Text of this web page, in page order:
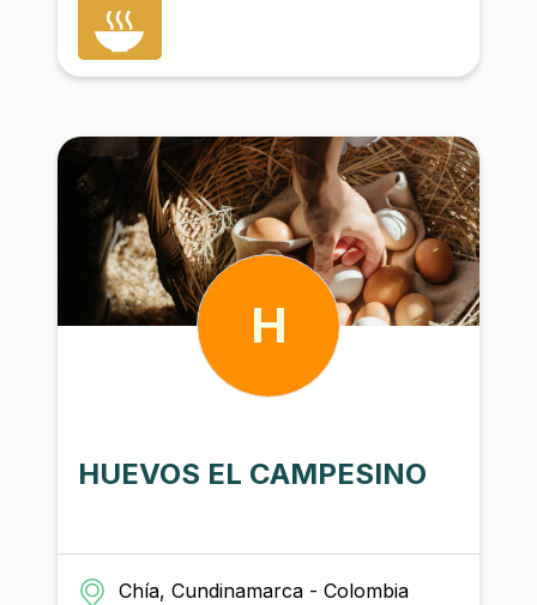
H
HUEVOS EL CAMPESINO
Chía, Cundinamarca - Colombia